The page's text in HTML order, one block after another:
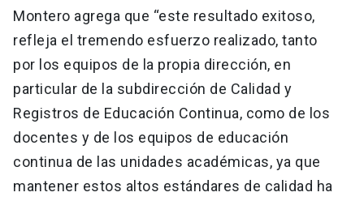
Montero agrega que “este resultado exitoso,
refleja el tremendo esfuerzo realizado, tanto
por los equipos de la propia dirección, en
particular de la subdirección de Calidad y
Registros de Educación Continua, como de los
docentes y de los equipos de educación
continua de las unidades académicas, ya que
mantener estos altos estándares de calidad ha